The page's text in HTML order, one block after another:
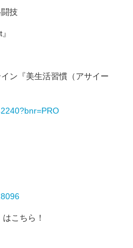
技
ン『美生活習慣（アサイー
こちら！